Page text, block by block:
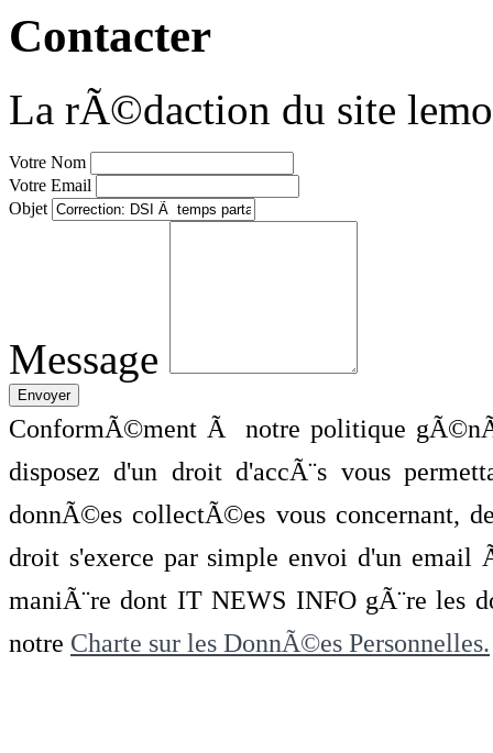
Contacter
La rÃ©daction du site
Votre Nom
Votre Email
Objet
Message
ConformÃ©ment Ã notre politique
disposez d'un droit d'accÃ¨s vous
donnÃ©es collectÃ©es vous concernant,
droit s'exerce par simple envoi d'un
maniÃ¨re dont IT NEWS INFO gÃ¨re les
notre Charte sur les DonnÃ©es Personnelles.